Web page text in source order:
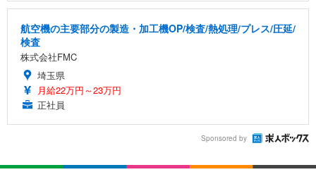
航空機の主要部分の製造・加工機OP/検査/熱処理/プレス/圧延/
検査
株式会社FMC
埼玉県
月給22万円～23万円
正社員
Sponsored by